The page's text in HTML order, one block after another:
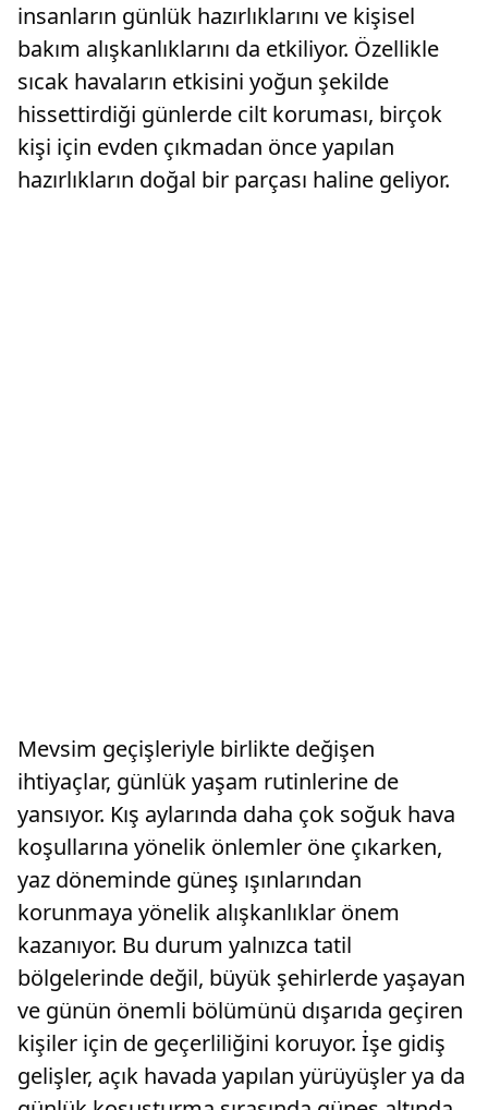
insanların günlük hazırlıklarını ve kişisel
bakım alışkanlıklarını da etkiliyor. Özellikle
sıcak havaların etkisini yoğun şekilde
hissettirdiği günlerde cilt koruması, birçok
kişi için evden çıkmadan önce yapılan
hazırlıkların doğal bir parçası haline geliyor.
Mevsim geçişleriyle birlikte değişen
ihtiyaçlar, günlük yaşam rutinlerine de
yansıyor. Kış aylarında daha çok soğuk hava
koşullarına yönelik önlemler öne çıkarken,
yaz döneminde güneş ışınlarından
korunmaya yönelik alışkanlıklar önem
kazanıyor. Bu durum yalnızca tatil
bölgelerinde değil, büyük şehirlerde yaşayan
ve günün önemli bölümünü dışarıda geçiren
kişiler için de geçerliliğini koruyor. İşe gidiş
gelişler, açık havada yapılan yürüyüşler ya da